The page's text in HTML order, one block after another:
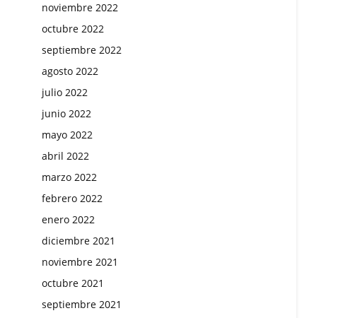
noviembre 2022
octubre 2022
septiembre 2022
agosto 2022
julio 2022
junio 2022
mayo 2022
abril 2022
marzo 2022
febrero 2022
enero 2022
diciembre 2021
noviembre 2021
octubre 2021
septiembre 2021